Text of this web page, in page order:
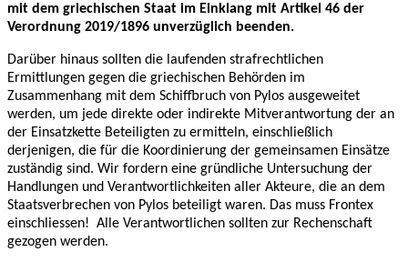
mit dem griechischen Staat im Einklang mit Artikel 46 der
Verordnung 2019/1896 unverzüglich beenden.
Darüber hinaus sollten die laufenden strafrechtlichen
Ermittlungen gegen die griechischen Behörden im
Zusammenhang mit dem Schiffbruch von Pylos ausgeweitet
werden, um jede direkte oder indirekte Mitverantwortung der an
der Einsatzkette Beteiligten zu ermitteln, einschließlich
derjenigen, die für die Koordinierung der gemeinsamen Einsätze
zuständig sind. Wir fordern eine gründliche Untersuchung der
Handlungen und Verantwortlichkeiten aller Akteure, die an dem
Staatsverbrechen von Pylos beteiligt waren. Das muss Frontex
einschliessen! Alle Verantwortlichen sollten zur Rechenschaft
gezogen werden.